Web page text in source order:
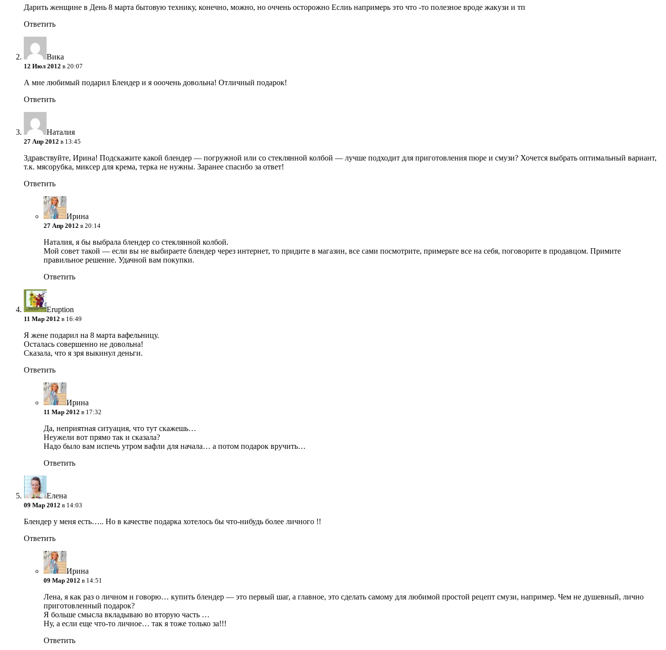
Дарить женщине в День 8 марта бытовую технику, конечно, можно, но оччень осторожно Еслиь напримерь это что -то полезное вроде жакузи и тп
Ответить
Вика
12 Июл 2012 в 20:07
А мне любимый подарил Блендер и я ооочень довольна! Отличный подарок!
Ответить
Наталия
27 Апр 2012 в 13:45
Здравствуйте, Ирина! Подскажите какой блендер — погружной или со стеклянной колбой — лучше подходит для приготовления пюре и смузи? Хочется выбрать оптимальный вариант,
т.к. мясорубка, миксер для крема, терка не нужны. Заранее спасибо за ответ!
Ответить
Ирина
27 Апр 2012 в 20:14
Наталия, я бы выбрала блендер со стеклянной колбой.
Мой совет такой — если вы не выбираете блендер через интернет, то придите в магазин, все сами посмотрите, примерьте все на себя, поговорите в продавцом. Примите
правильное решение. Удачной вам покупки.
Ответить
Eruption
11 Мар 2012 в 16:49
Я жене подарил на 8 марта вафельницу.
Осталась совершенно не довольна!
Сказала, что я зря выкинул деньги.
Ответить
Ирина
11 Мар 2012 в 17:32
Да, неприятная ситуация, что тут скажешь…
Неужели вот прямо так и сказала?
Надо было вам испечь утром вафли для начала… а потом подарок вручить…
Ответить
Елена
09 Мар 2012 в 14:03
Блендер у меня есть….. Но в качестве подарка хотелось бы что-нибудь более личного !!
Ответить
Ирина
09 Мар 2012 в 14:51
Лена, я как раз о личном и говорю… купить блендер — это первый шаг, а главное, это сделать самому для любимой простой рецепт смузи, например. Чем не душевный, лично
приготовленный подарок?
Я больше смысла вкладываю во вторую часть …
Ну, а если еще что-то личное… так я тоже только за!!!
Ответить